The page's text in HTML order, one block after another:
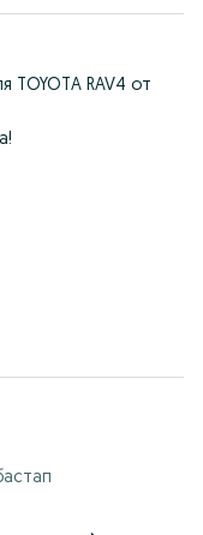
TOYOTA RAV4 от
"Salem" Бутик
от 35 000 тн.
КИТ или другими
после 100%